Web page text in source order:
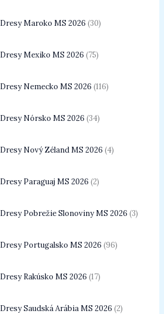
Dresy Maroko MS 2026 30
Dresy Mexiko MS 2026 75
Dresy Nemecko MS 2026 116
Dresy Nórsko MS 2026 34
Dresy Nový Zéland MS 2026 4
Dresy Paraguaj MS 2026 2
Dresy Pobrežie Slonoviny MS 2026 3
Dresy Portugalsko MS 2026 96
Dresy Rakúsko MS 2026 17
Dresy Saudská Arábia MS 2026 2